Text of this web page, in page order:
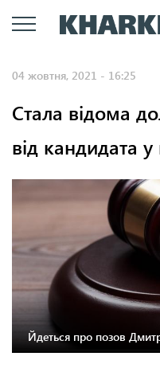
04 жовтня, 2021 - 16:25
Стала відома
від кандидата
Йдеться про позов